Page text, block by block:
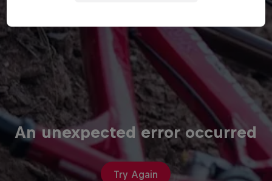
An unexpected error occurred
Try Again